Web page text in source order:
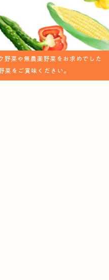
野菜や無農薬野菜をお求めでした
菜をご賞味ください。